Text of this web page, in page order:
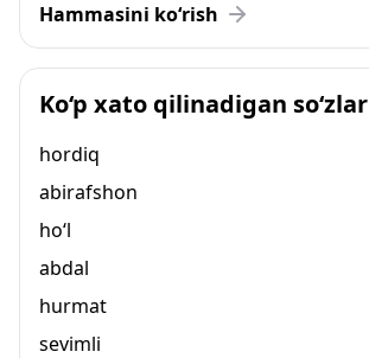
Hammasini ko‘rish
Ko‘p xato qilinadigan so‘zlar
hordiq
abirafshon
ho‘l
abdal
hurmat
sevimli